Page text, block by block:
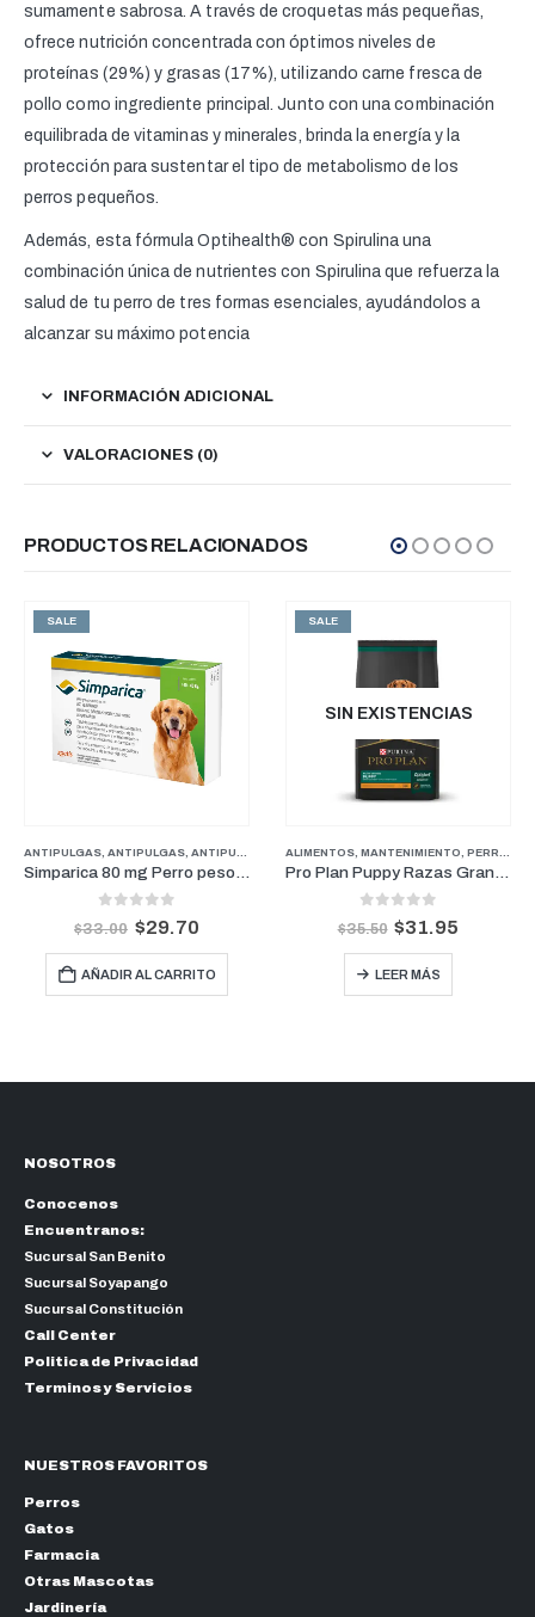
sumamente sabrosa. A través de croquetas más pequeñas,
ofrece nutrición concentrada con óptimos niveles de
proteínas (29%) y grasas (17%), utilizando carne fresca de
pollo como ingrediente principal. Junto con una combinación
equilibrada de vitaminas y minerales, brinda la energía y la
protección para sustentar el tipo de metabolismo de los
perros pequeños.
Además, esta fórmula Optihealth® con Spirulina una
combinación única de nutrientes con Spirulina que refuerza la
salud de tu perro de tres formas esenciales, ayudándolos a
alcanzar su máximo potencia
INFORMACIÓN ADICIONAL
VALORACIONES (0)
PRODUCTOS RELACIONADOS
,FARMACIA, PERROS
SALE
ANTIPULGAS ANTIPULGAS ANTIPULGAS PERROS PESOS GRANDES ,FARMACIA,
Simparica 80 mg Perro pesos de 20 kg a 40 kg (1 Mes)
out of 5
$33.00 $29.70
AÑADIR AL CARRITO
SALE
SIN EXISTENCIAS
ALIMENTOS MANTENIMIENTO PERROS
Pro Plan Puppy Razas Grandes | Cachorros razas Grandes 3.5kg
out of 5
$35.50 $31.95
LEER MÁS
NOSOTROS
Conocenos
Encuentranos:
Sucursal San Benito
Sucursal Soyapango
Sucursal Constitución
Call Center
Politica de Privacidad
Terminos y Servicios
NUESTROS FAVORITOS
Perros
Gatos
Farmacia
Otras Mascotas
Jardinería